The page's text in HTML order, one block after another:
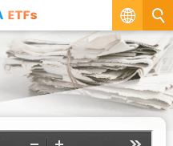
繁
EN